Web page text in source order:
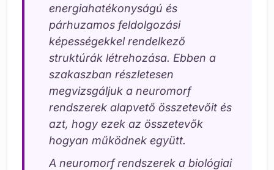
energiahatékonyságú és
párhuzamos feldolgozási
képességekkel rendelkező
struktúrák létrehozása. Ebben a
szakaszban részletesen
megvizsgáljuk a neuromorf
rendszerek alapvető összetevőit és
azt, hogy ezek az összetevők
hogyan működnek együtt.
A neuromorf rendszerek a biológiai